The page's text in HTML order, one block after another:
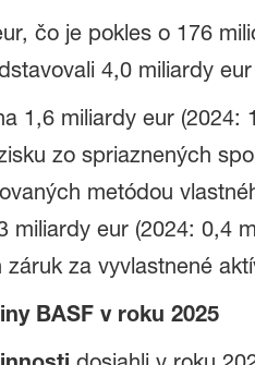
čo je pokles o 176
4,0 miliardy
1,6 miliardy eur (2024:
zo spriaznených
metódou
eur (2024: 0,4
za vyvlastnené
BASF v roku 2025